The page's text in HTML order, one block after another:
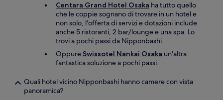
Centara Grand Hotel Osaka ha tutto quello
che le coppie sognano di trovare in un hotel e
non solo, l'offerta di servizi e dotazioni include
anche 5 ristoranti, 2 bar/lounge e una spa. Lo
trovi a pochi passi da Nipponbashi.
Oppure Swissotel Nankai Osaka un'altra
fantastica soluzione a pochi passi.
Quali hotel vicino Nipponbashi hanno camere con vista
panoramica?